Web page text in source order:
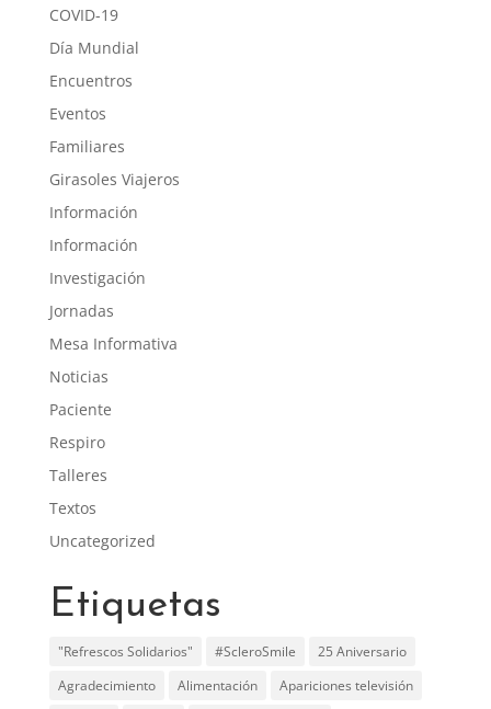
COVID-19
Día Mundial
Encuentros
Eventos
Familiares
Girasoles Viajeros
Información
Información
Investigación
Jornadas
Mesa Informativa
Noticias
Paciente
Respiro
Talleres
Textos
Uncategorized
Etiquetas
"Refrescos Solidarios" #ScleroSmile
25 Aniversario
Agradecimiento
Alimentación
Apariciones televisión